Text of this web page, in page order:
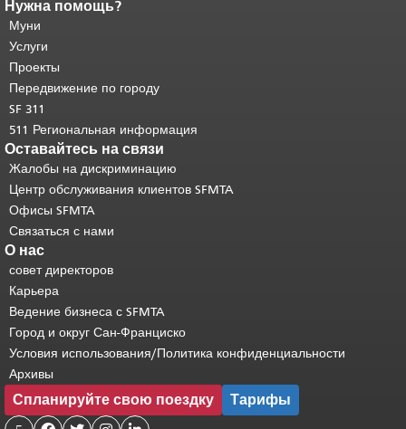
Конец содержимого
страницы.
страницы повторяется на каждой
странице.
основного содержимого .
Нужна помощь?
Муни
Услуги
Проекты
Передвижение по городу
SF 311
511 Региональная информация
Оставайтесь на связи
Жалобы на дискриминацию
Центр обслуживания клиентов SFMTA
Офисы SFMTA
Связаться с нами
О нас
совет директоров
Карьера
Ведение бизнеса с SFMTA
Город и округ Сан-Франциско
Условия использования/Политика конфиденциальности
Архивы
Спланируйте свою поездку Тарифы